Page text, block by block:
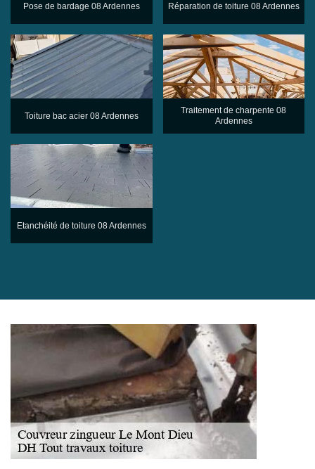
Pose de bardage 08 Ardennes Réparation de toiture 08 Ardennes
Toiture bac acier 08 Ardennes
Traitement de charpente 08
Ardennes
Etanchéité de toiture 08 Ardennes